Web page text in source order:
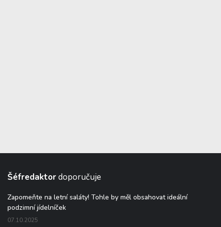
Šéfredaktordoporučuje
Zapomeňte na letní saláty! Tohle by měl obsahovat ideální
podzimní jídelníček
07.10.2025